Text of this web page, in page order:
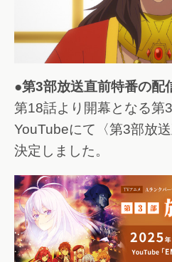
●第3部放送直前特番の配
第18話より開幕となる第3
YouTubeにて〈第3部放
決定しました。